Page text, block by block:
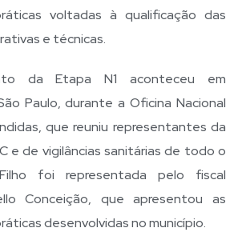
voltadas à qualificação das
e técnicas.
da Etapa N1 aconteceu em
Paulo, durante a Oficina Nacional
que reuniu representantes da
e de vigilâncias sanitárias de todo o
foi representada pelo fiscal
Conceição, que apresentou as
desenvolvidas no município.